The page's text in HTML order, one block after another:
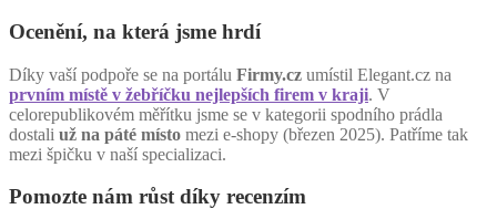
Ocenění, na která jsme hrdí
Díky vaší podpoře se na portálu Firmy.cz umístil Elegant.cz na
prvním místě v žebříčku nejlepších firem v kraji. V
celorepublikovém měřítku jsme se v kategorii spodního prádla
dostali už na páté místo mezi e-shopy (březen 2025). Patříme tak
mezi špičku v naší specializaci.
Pomozte nám růst díky recenzím